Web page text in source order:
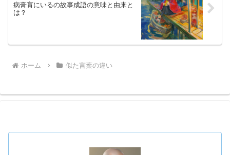
病膏肓にいるの故事成語の意味と由来と
は？
ホーム 似た言葉の違い